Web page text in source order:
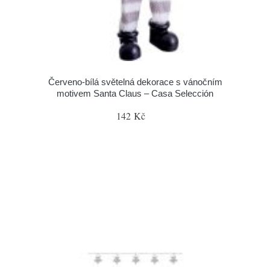
Červeno-bílá světelná dekorace s vánočním
motivem Santa Claus – Casa Selección
142 Kč